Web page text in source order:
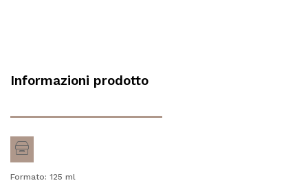
Informazioni prodotto
Formato: 125 ml